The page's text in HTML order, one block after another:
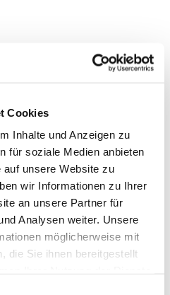
Cookies
Inhalte und Anzeigen zu
für soziale Medien anbieten
unsere Website zu
wir Informationen zu Ihrer
an unsere Partner für
Analysen weiter. Unsere
möglicherweise mit
die Sie ihnen bereitgestellt
an
Verbraucherschlichtungsstelle